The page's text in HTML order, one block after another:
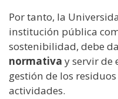
Por tanto, la
institución pública
sostenibilidad, debe
normativa y servir de
gestión de los
actividades.